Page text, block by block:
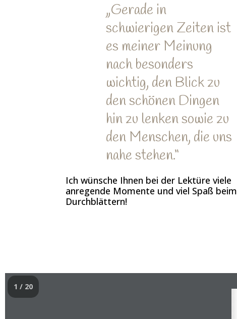
„Gerade in
schwierigen Zeiten ist
es meiner Meinung
nach besonders
wichtig, den Blick zu
den schönen Dingen
hin zu lenken sowie zu
den Menschen, die uns
nahe stehen.“
Ich wünsche Ihnen bei der Lektüre viele
anregende Momente und viel Spaß beim
Durchblättern!
1 / 20